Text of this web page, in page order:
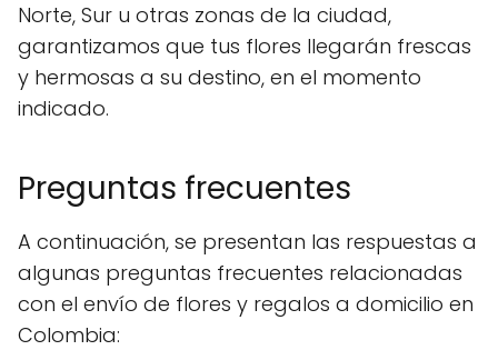
Norte, Sur u otras zonas de la ciudad,
garantizamos que tus flores llegarán frescas
y hermosas a su destino, en el momento
indicado.
Preguntas frecuentes
A continuación, se presentan las respuestas a
algunas preguntas frecuentes relacionadas
con el envío de flores y regalos a domicilio en
Colombia: